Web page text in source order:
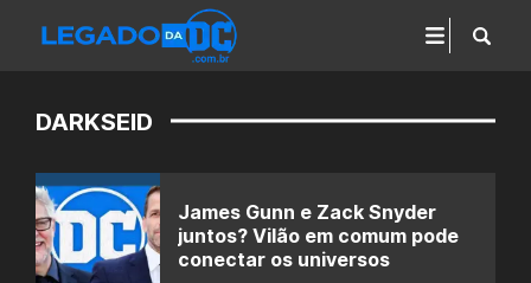
DARKSEID
James Gunn e Zack Snyder
juntos? Vilão em comum pode
conectar os universos